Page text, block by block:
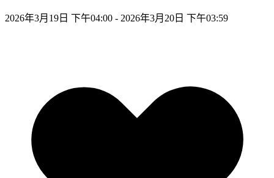
2026年3月19日 下午04:00 - 2026年3月20日 下午03:59